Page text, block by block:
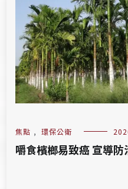
焦點 , 環保公衛
嚼食檳榔易致癌 宣導防